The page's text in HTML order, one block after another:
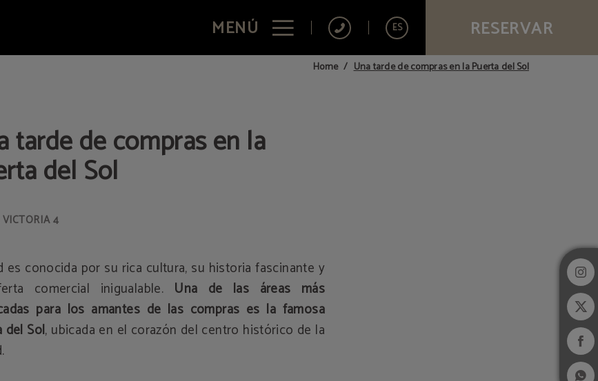
MENÚ ES RESERVAR
Home Una tarde de compras en la Puerta del Sol
tarde de compras en la
del Sol
es conocida por su rica cultura, su historia fascinante y
comercial inigualable. Una de las áreas más
para los amantes de las compras es la famosa
del Sol, ubicada en el corazón del centro histórico de la